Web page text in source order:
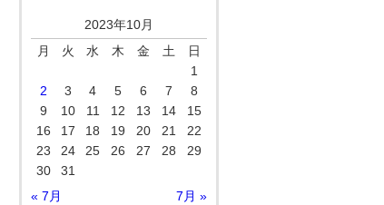
2023年10月
月
火 水 木 金 土 日
« 7月 7月 »
1
2
3 4 5 6 7
8
9
10 11 12 13 14
15
16
17 18 19 20 21
22
23
24 25 26 27 28
29
30
31